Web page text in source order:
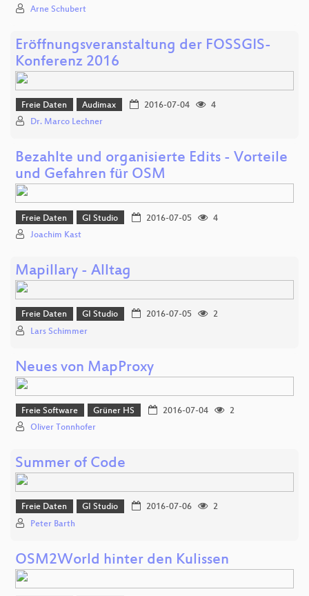
Arne Schubert
Eröffnungsveranstaltung der FOSSGIS-
Konferenz 2016
Freie Daten Audimax 2016-07-04
4
Dr. Marco Lechner
Bezahlte und organisierte Edits - Vorteile
und Gefahren für OSM
Freie Daten GI Studio 2016-07-05
4
Joachim Kast
Mapillary - Alltag
Freie Daten GI Studio 2016-07-05
2
Lars Schimmer
Neues von MapProxy
Freie Software Grüner HS 2016-07-04
2
Oliver Tonnhofer
Summer of Code
Freie Daten GI Studio 2016-07-06
2
Peter Barth
OSM2World hinter den Kulissen